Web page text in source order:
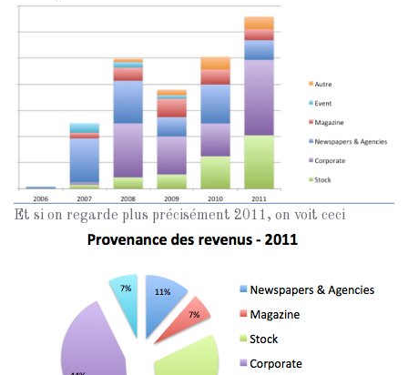
Et si on regarde plus précisément 2011, on voit ceci